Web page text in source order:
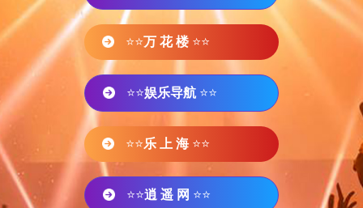
⭐⭐万 花 楼 ⭐⭐
⭐⭐娱乐导航 ⭐⭐
⭐⭐乐 上 海 ⭐⭐
⭐⭐逍 遥 网 ⭐⭐